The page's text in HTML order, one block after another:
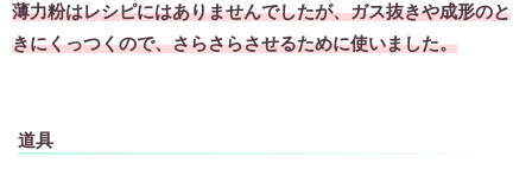
薄力粉はレシピにはありませんでしたが、ガス抜きや成形のと
きにくっつくので、さらさらさせるために使いました。
道具